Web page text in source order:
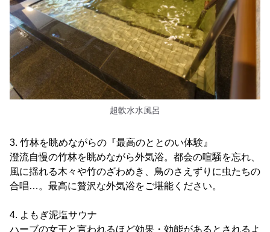
超軟水水風呂
3. 竹林を眺めながらの『最高のととのい体験』
澄流自慢の竹林を眺めながら外気浴。都会の喧騒を忘れ、
風に揺れる木々や竹のざわめき、鳥のさえずりに虫たちの
合唱…。最高に贅沢な外気浴をご堪能ください。
4. よもぎ泥塩サウナ
ハーブの女王と言われるほど効果・効能があるとされるよ